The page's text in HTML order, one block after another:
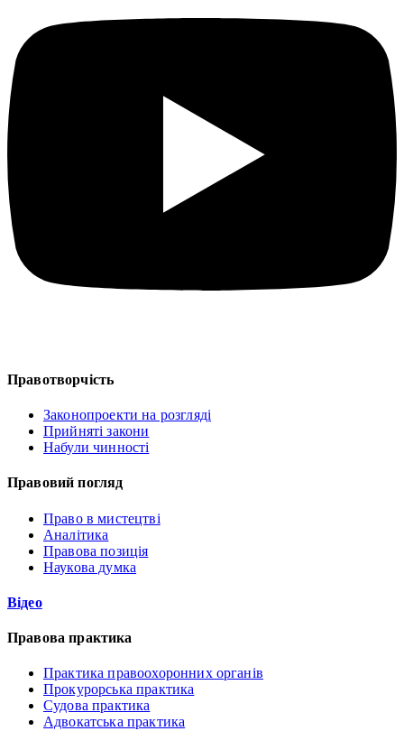
Правотворчість
Законопроекти на розгляді
Прийняті закони
Набули чинності
Правовий погляд
Право в мистецтві
Аналітика
Правова позиція
Наукова думка
Відео
Правова практика
Практика правоохоронних органів
Прокурорська практика
Судова практика
Адвокатська практика